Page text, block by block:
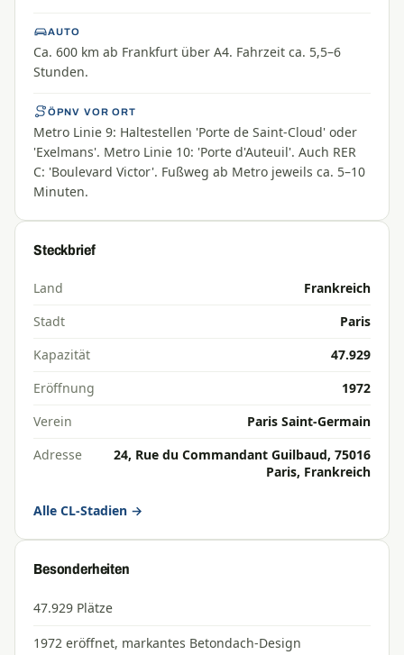
AUTO
Ca. 600 km ab Frankfurt über A4. Fahrzeit ca. 5,5–6
Stunden.
ÖPNV VOR ORT
Metro Linie 9: Haltestellen 'Porte de Saint-Cloud' oder
'Exelmans'. Metro Linie 10: 'Porte d'Auteuil'. Auch RER
C: 'Boulevard Victor'. Fußweg ab Metro jeweils ca. 5–10
Minuten.
Steckbrief
Land
Frankreich
Stadt
Paris
Kapazität
47.929
Eröffnung
1972
Verein
Paris Saint-Germain
Adresse
24, Rue du Commandant Guilbaud, 75016
Paris, Frankreich
Alle CL-Stadien →
Besonderheiten
47.929 Plätze
1972 eröffnet, markantes Betondach-Design